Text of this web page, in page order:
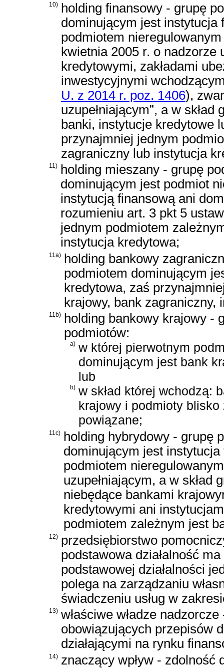
10) holding finansowy - grupę
dominującym jest instytucja
podmiotem
kwietnia 2005 r. o nadzorze
kredytowymi, zakładami
inwestycyjnymi
U. z 2014 r. poz. 1406),
uzupełniającym”, a w
banki, instytucje kredytowe
przynajmniej jednym
zagraniczny lub instytucja
11)
holding mieszany - grupę
dominującym jest podmiot
instytucją finansową ani
rozumieniu art. 3 pkt 5
jednym podmiotem
instytucja kredytowa;
11a)
holding bankowy
podmiotem dominującym
kredytowa, zaś
krajowy, bank
11b)
holding bankowy krajowy -
podmiotów:
a) w której pierwotnym
dominującym jest bank
lub
b) w skład której wchodzą:
krajowy i podmioty blisko
powiązane;
11c)
holding hybrydowy - grupę
dominującym jest
podmiotem
uzupełniającym, a w
niebędące bankami
kredytowymi ani
podmiotem zależnym jest
12) przedsiębiorstwo
podstawowa działalność
podstawowej działalności
polega na zarządzaniu
świadczeniu usług w
13) właściwe władze
obowiązujących przepisów
działającymi na rynku
14) znaczący wpływ - zdolność